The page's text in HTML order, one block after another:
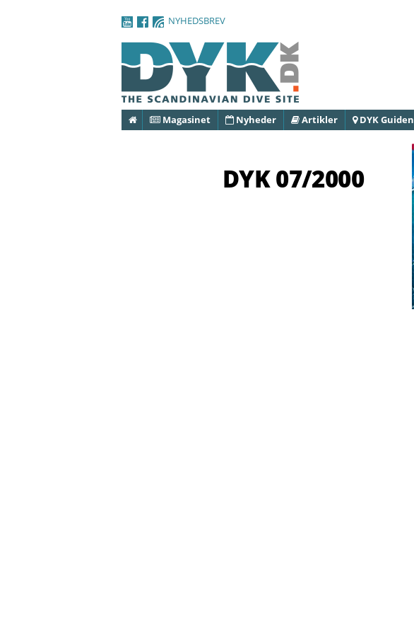
NYHEDSBREV
ForsideMagasinet Nyheder Artikler DYK Guiden
DYK 07/2000